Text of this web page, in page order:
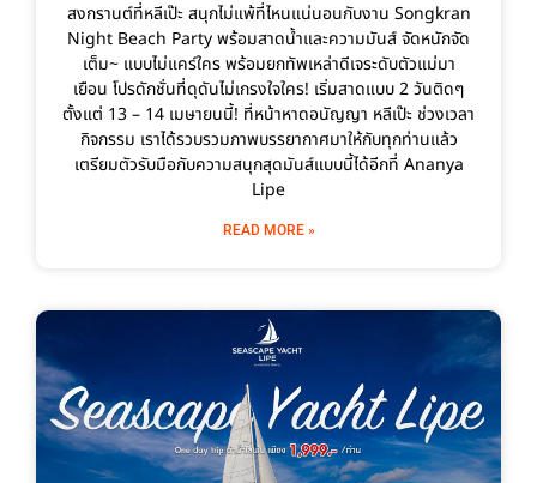
สงกรานต์ที่หลีเป๊ะ สนุกไม่แพ้ที่ไหนแน่นอนกับงาน Songkran
Night Beach Party พร้อมสาดน้ำและความมันส์ จัดหนักจัด
เต็ม~ แบบไม่แคร์ใคร พร้อมยกทัพเหล่าดีเจระดับตัวแม่มา
เยือน โปรดักชั่นที่ดุดันไม่เกรงใจใคร! เริ่มสาดแบบ 2 วันติดๆ
ตั้งแต่ 13 – 14 เมษายนนี้! ที่หน้าหาดอนัญญา หลีเป๊ะ ช่วงเวลา
กิจกรรม เราได้รวบรวมภาพบรรยากาศมาให้กับทุกท่านแล้ว
เตรียมตัวรับมือกับความสนุกสุดมันส์แบบนี้ได้อีกที่ Ananya
Lipe
READ MORE »